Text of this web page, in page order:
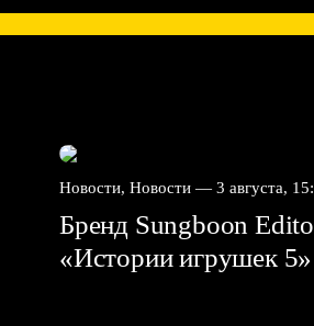
Новости, Новости — 3 августа,
Бренд Sungboon
«Истории игрушек 5»